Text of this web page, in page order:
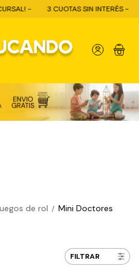
- 3 CUOTAS SIN INTERÉS -
0
de rol / Mini Doctores
FILTRAR